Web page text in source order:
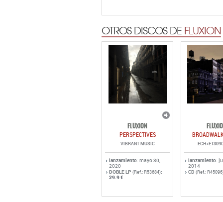
OTROS DISCOS DE FLUXION
FLUXION
PERSPECTIVES
VIBRANT MUSIC
lanzamiento: mayo 30,
2020
DOBLE LP (Ref.: R53684):
29.9 €
lanzamiento:
2014
CD (Ref.: